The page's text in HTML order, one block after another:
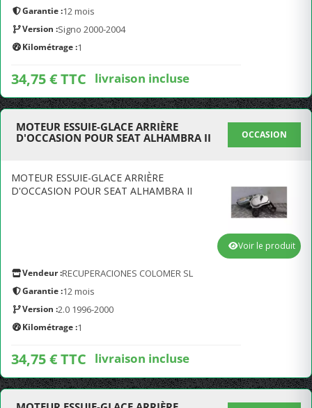
Garantie :12 mois
Version :Signo 2000-2004
Kilométrage :1
34,75 € TTC livraison incluse
MOTEUR ESSUIE-GLACE ARRIÈRE
D'OCCASION POUR SEAT ALHAMBRA II
OCCASION
MOTEUR ESSUIE-GLACE ARRIÈRE
D'OCCASION POUR SEAT ALHAMBRA II
Vendeur :RECUPERACIONES COLOMER SL
Garantie :12 mois
Version :2.0 1996-2000
Kilométrage :1
34,75 € TTC livraison incluse
Voir le produit